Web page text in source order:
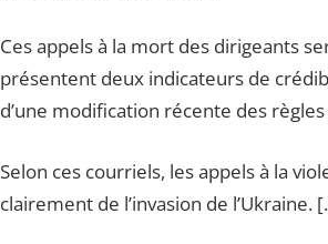
Ces appels à la mort des dirigeants
présentent deux indicateurs de
d’une modification récente des
Selon ces courriels, les appels à la
clairement de l’invasion de l’Ukraine.